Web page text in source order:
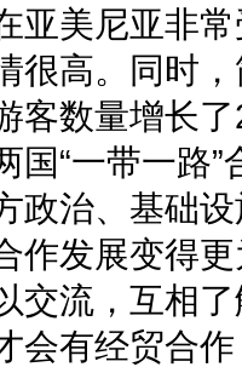
亚美尼亚非
很高。同时
客数量增长
国“一带一路
政治、基础
作发展变得
交流，互相
会有经贸合